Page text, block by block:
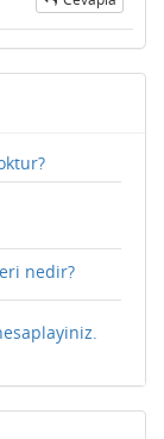
nedir?